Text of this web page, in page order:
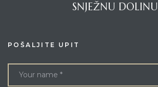
SNJEŽNU DOLINU
POŠALJITE UPIT